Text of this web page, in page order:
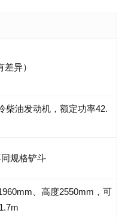
异）
柴油发动机，额定功率42.
同规格铲斗
、高度2550mm，可